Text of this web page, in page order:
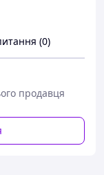
(0)
продавця